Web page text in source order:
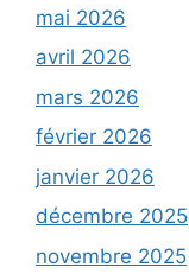
mai 2026
avril 2026
mars 2026
février 2026
janvier 2026
décembre 2025
novembre 2025